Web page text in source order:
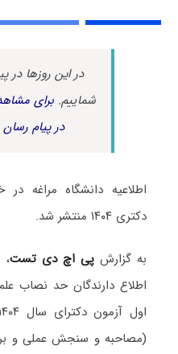
در این روزها در
شماییم.برای
در پیام
اطلاعیه دانشگاه مراغه
دکتری ۱۴۰۴ منتشر شد.
به گزارش پی اچ دی تست،
اطلاع دارندگان حد نصاب
(مصاحبه و سنجش عملی و